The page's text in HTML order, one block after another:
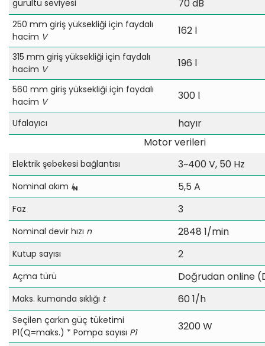
gürültü seviyesi 70 dB
250 mm giriş yüksekliği için faydalı
hacim V 162 l
315 mm giriş yüksekliği için faydalı
hacim V 196 l
560 mm giriş yüksekliği için faydalı
hacim V 300 l
Ufalayıcı
hayır
Motor verileri
Elektrik şebekesi bağlantısı 3~400 V, 50 Hz
Nominal akım IN 5,5 A
Faz 3
Nominal devir hızı n 2848 1/min
Kutup sayısı 2
Açma türü Doğrudan online
Maks. kumanda sıklığı t 60 1/h
Seçilen çarkın güç tüketimi
P1(Q=maks.) * Pompa sayısı P1 3200 W